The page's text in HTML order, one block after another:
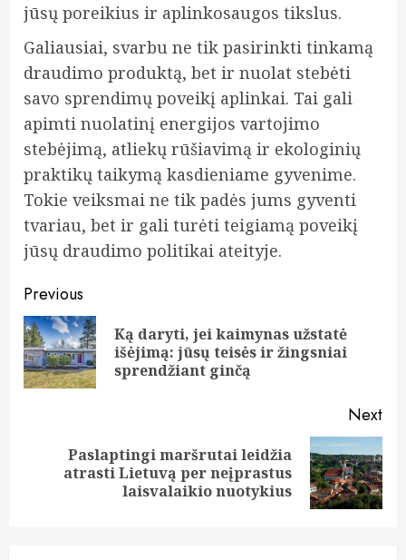
jūsų poreikius ir aplinkosaugos tikslus.
Galiausiai, svarbu ne tik pasirinkti tinkamą
draudimo produktą, bet ir nuolat stebėti
savo sprendimų poveikį aplinkai. Tai gali
apimti nuolatinį energijos vartojimo
stebėjimą, atliekų rūšiavimą ir ekologinių
praktikų taikymą kasdieniame gyvenime.
Tokie veiksmai ne tik padės jums gyventi
tvariau, bet ir gali turėti teigiamą poveikį
jūsų draudimo politikai ateityje.
Post
navigation
Previous
Ką daryti, jei kaimynas užstatė
išėjimą: jūsų teisės ir žingsniai
sprendžiant ginčą
Next
Paslaptingi maršrutai leidžia
atrasti Lietuvą per neįprastus
laisvalaikio nuotykius